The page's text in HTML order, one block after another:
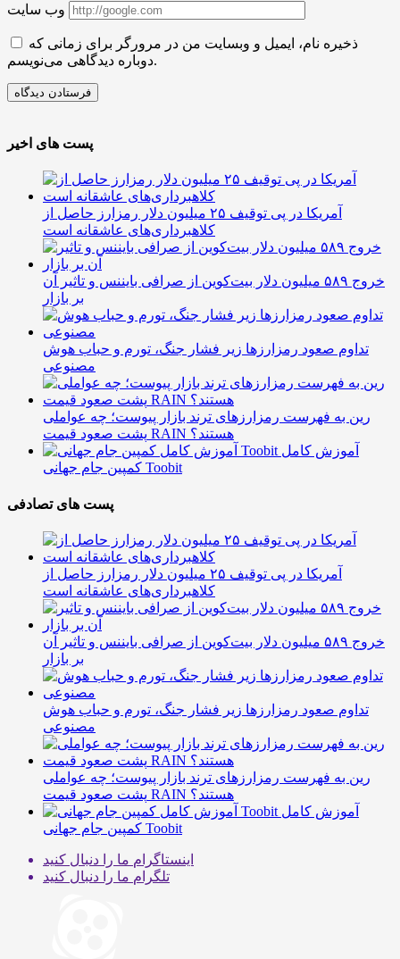
وب سایت
ذخیره نام، ایمیل و وبسایت من در مرورگر برای زمانی که
دوباره دیدگاهی می‌نویسم.
پست های اخیر
آمریکا در پی توقیف ۲۵ میلیون دلار رمزارز حاصل از
کلاهبرداری‌های عاشقانه است
خروج ۵۸۹ میلیون دلار بیت‌کوین از صرافی بایننس و تاثیر آن
بر بازار
تداوم صعود رمزارزها زیر فشار جنگ، تورم و حباب هوش
مصنوعی
رین به فهرست رمزارزهای ترند بازار پیوست؛ چه عواملی
پشت صعود قیمت RAIN هستند؟
آموزش کامل
کمپین جام جهانی Toobit
پست های تصادفی
آمریکا در پی توقیف ۲۵ میلیون دلار رمزارز حاصل از
کلاهبرداری‌های عاشقانه است
خروج ۵۸۹ میلیون دلار بیت‌کوین از صرافی بایننس و تاثیر آن
بر بازار
تداوم صعود رمزارزها زیر فشار جنگ، تورم و حباب هوش
مصنوعی
رین به فهرست رمزارزهای ترند بازار پیوست؛ چه عواملی
پشت صعود قیمت RAIN هستند؟
آموزش کامل
کمپین جام جهانی Toobit
اینستاگرام ما را دنبال کنید
تلگرام ما را دنبال کنید